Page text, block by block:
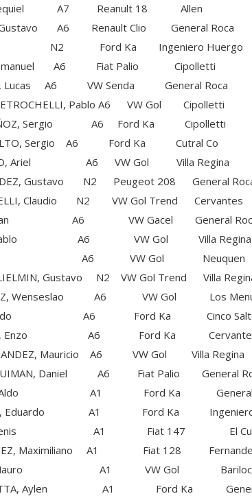
Ezequiel A7 Reanult 18 Allen
A6 Renault Clio General Roca
N2 Ford Ka Ingeniero Huergo
Emanuel A6 Fiat Palio Cipolletti
Lucas A6 VW Senda General Roca
Pablo A6 VW Gol Cipolletti
Sergio A6 Ford Ka Cipolletti
Sergio A6 Ford Ka Cutral Co
Ariel A6 VW Gol Villa Regina
Gustavo N2 Peugeot 208 General
Claudio N2 VW Gol Trend Cervantes
Juan A6 VW Gacel General
Pablo A6 VW Gol Villa Regina
Luis A6 VW Gol Neuquen
Gustavo N2 VW Gol Trend Villa
Wenseslao A6 VW Gol Los
Alfredo A6 Ford Ka Cinco
Enzo A6 Ford Ka
Mauricio A6 VW Gol Villa Regina
Daniel A6 Fiat Palio General
Aldo A1 Ford Ka General
Eduardo A1 Ford Ka Ingeniero
Denis A1 Fiat 147 El
Maximiliano A1 Fiat 128
Mauro A1 VW Gol
Aylen A1 Ford Ka